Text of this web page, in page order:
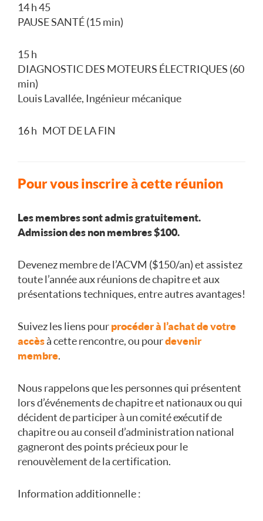
14 h 45
PAUSE SANTÉ (15 min)
15 h
DIAGNOSTIC DES MOTEURS ÉLECTRIQUES (60
min)
Louis Lavallée, Ingénieur mécanique
16 h MOT DE LA FIN
Pour vous inscrire à cette réunion
Les membres sont admis gratuitement.
Admission des non membres $100.
Devenez membre de l’ACVM ($150/an) et assistez
toute l’année aux réunions de chapitre et aux
présentations techniques, entre autres avantages!
Suivez les liens pourprocéder à l’achat de votre
accèsà cette rencontre, ou pourdevenir
membre.
Nous rappelons que les personnes qui présentent
lors d’événements de chapitre et nationaux ou qui
décident de participer à un comité exécutif de
chapitre ou au conseil d’administration national
gagneront des points précieux pour le
renouvèlement de la certification.
Information additionnelle :